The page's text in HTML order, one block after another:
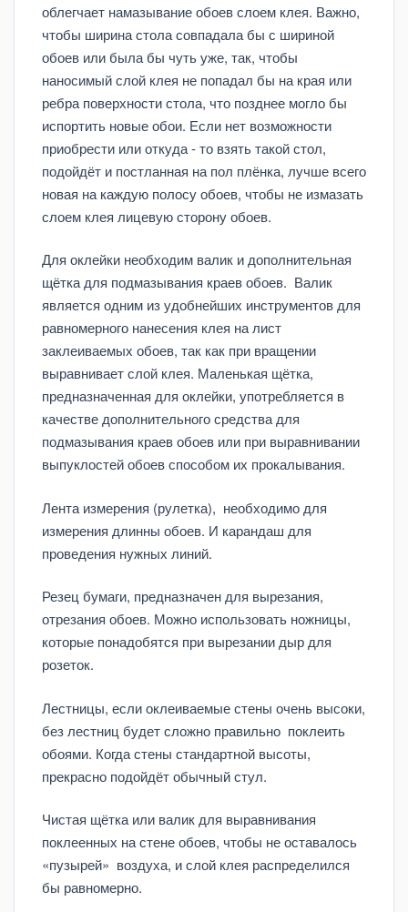
облегчает намазывание обоев слоем клея. Важно,
чтобы ширина стола совпадала бы с шириной
обоев или была бы чуть уже, так, чтобы
наносимый слой клея не попадал бы на края или
ребра поверхности стола, что позднее могло бы
испортить новые обои. Если нет возможности
приобрести или откуда - то взять такой стол,
подойдёт и постланная на пол плёнка, лучше всего
новая на каждую полосу обоев, чтобы не измазать
слоем клея лицевую сторону обоев.
Для оклейки необходим валик и дополнительная
щётка для подмазывания краев обоев. Валик
является одним из удобнейших инструментов для
равномерного нанесения клея на лист
заклеиваемых обоев, так как при вращении
выравнивает слой клея. Маленькая щётка,
предназначенная для оклейки, употребляется в
качестве дополнительного средства для
подмазывания краев обоев или при выравнивании
выпуклостей обоев способом их прокалывания.
Лента измерения (рулетка), необходимо для
измерения длинны обоев. И карандаш для
проведения нужных линий.
Резец бумаги, предназначен для вырезания,
отрезания обоев. Можно использовать ножницы,
которые понадобятся при вырезании дыр для
розеток.
Лестницы, если оклеиваемые стены очень высоки,
без лестниц будет сложно правильно поклеить
обоями. Когда стены стандартной высоты,
прекрасно подойдёт обычный стул.
Чистая щётка или валик для выравнивания
поклеенных на стене обоев, чтобы не оставалось
«пузырей» воздуха, и слой клея распределился
бы равномерно.